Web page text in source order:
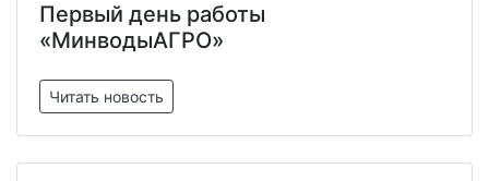
Первый день работы
«МинводыАГРО»
Читать новость